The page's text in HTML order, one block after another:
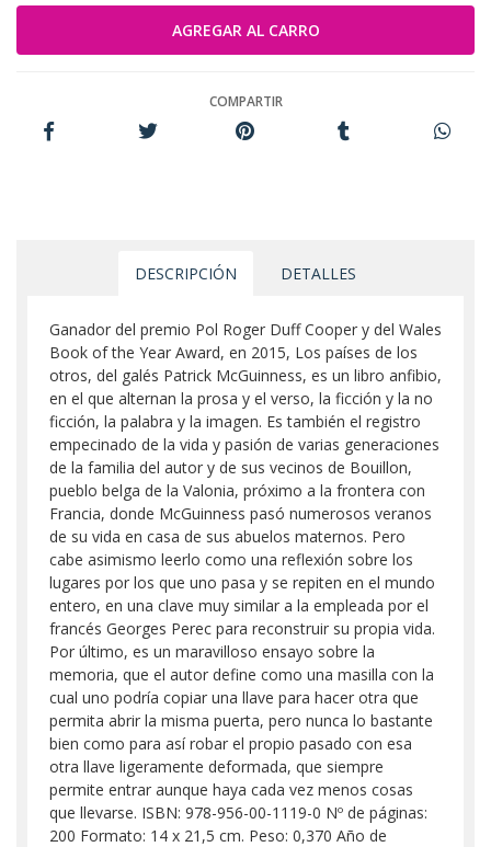
COMPARTIR
DESCRIPCIÓN DETALLES
Ganador del premio Pol Roger Duff Cooper y del Wales
Book of the Year Award, en 2015, Los países de los
otros, del galés Patrick McGuinness, es un libro anfibio,
en el que alternan la prosa y el verso, la ficción y la no
ficción, la palabra y la imagen. Es también el registro
empecinado de la vida y pasión de varias generaciones
de la familia del autor y de sus vecinos de Bouillon,
pueblo belga de la Valonia, próximo a la frontera con
Francia, donde McGuinness pasó numerosos veranos
de su vida en casa de sus abuelos maternos. Pero
cabe asimismo leerlo como una reflexión sobre los
lugares por los que uno pasa y se repiten en el mundo
entero, en una clave muy similar a la empleada por el
francés Georges Perec para reconstruir su propia vida.
Por último, es un maravilloso ensayo sobre la
memoria, que el autor define como una masilla con la
cual uno podría copiar una llave para hacer otra que
permita abrir la misma puerta, pero nunca lo bastante
bien como para así robar el propio pasado con esa
otra llave ligeramente deformada, que siempre
permite entrar aunque haya cada vez menos cosas
que llevarse. ISBN: 978-956-00-1119-0 Nº de páginas:
200 Formato: 14 x 21,5 cm. Peso: 0,370 Año de